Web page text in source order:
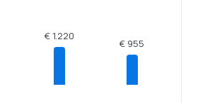
€ 1.220
€ 955